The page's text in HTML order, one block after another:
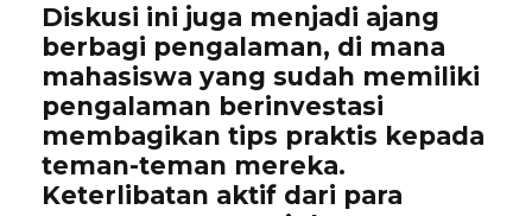
Diskusi ini juga menjadi ajang
berbagi pengalaman, di mana
mahasiswa yang sudah memiliki
pengalaman berinvestasi
membagikan tips praktis kepada
teman-teman mereka.
Keterlibatan aktif dari para